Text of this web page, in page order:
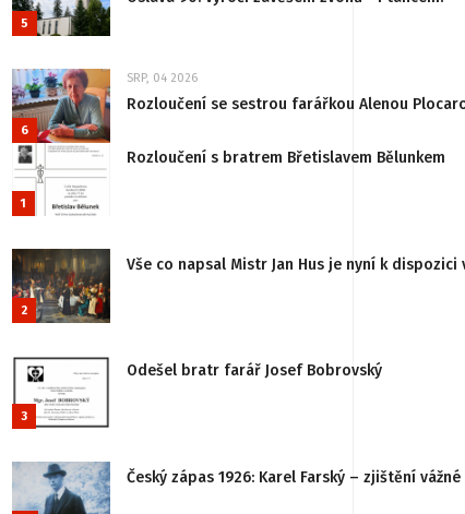
5
6
SRP, 04 2026
Rozloučení se sestrou farářkou Alenou
1
Rozloučení s bratrem Břetislavem Bělunkem
2
Vše co napsal Mistr Jan Hus je nyní k
3
Odešel bratr farář Josef Bobrovský
Český zápas 1926: Karel Farský – zjištění